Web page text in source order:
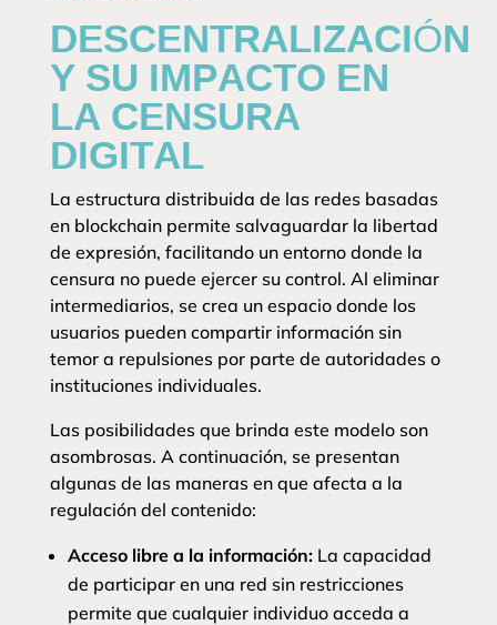
DESCENTRALIZACIÓN
Y SU IMPACTO EN
LA CENSURA
DIGITAL
La estructura distribuida de las redes basadas
en blockchain permite salvaguardar la libertad
de expresión, facilitando un entorno donde la
censura no puede ejercer su control. Al eliminar
intermediarios, se crea un espacio donde los
usuarios pueden compartir información sin
temor a repulsiones por parte de autoridades o
instituciones individuales.
Las posibilidades que brinda este modelo son
asombrosas. A continuación, se presentan
algunas de las maneras en que afecta a la
regulación del contenido:
Acceso libre a la información:La capacidad
de participar en una red sin restricciones
permite que cualquier individuo acceda a